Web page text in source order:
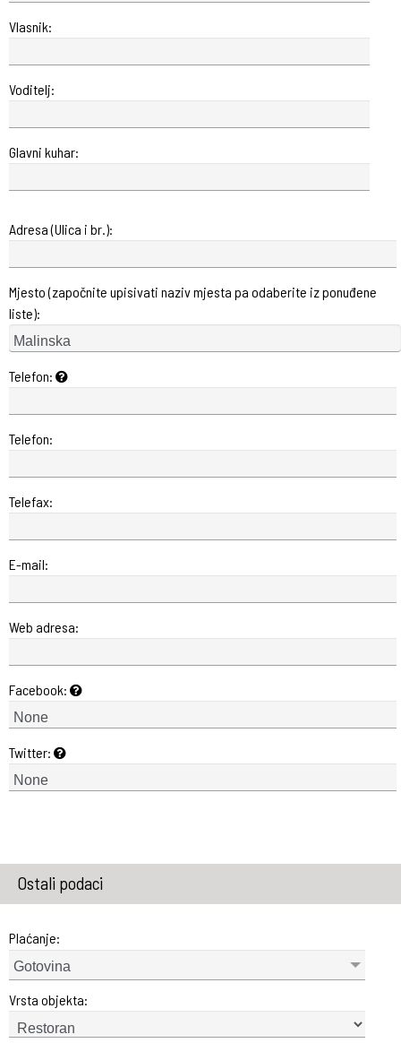
Vlasnik:
Voditelj:
Glavni kuhar:
Adresa (Ulica i br.):
Mjesto (započnite upisivati naziv mjesta pa odaberite iz ponuđene
liste):
Telefon:
Telefon:
Telefax:
E-mail:
Web adresa:
Facebook:
Twitter:
Ostali podaci
Plaćanje:
Gotovina
Vrsta objekta: